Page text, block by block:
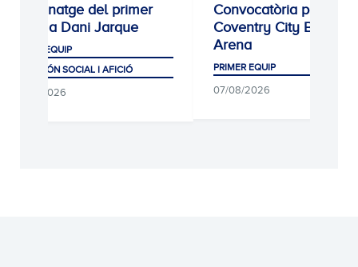
Homenatge del primer
equip a Dani Jarque
PRIMER EQUIP
CLUB, MÓN SOCIAL I AFICIÓ
07/08/2026
Convocatòria per al
Coventry City Building
Arena
PRIMER EQUIP
07/08/2026